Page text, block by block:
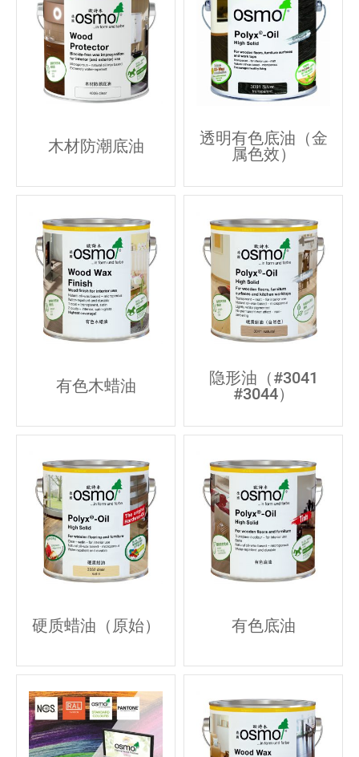
木材防潮底油
透明有色底油（金
属色效）
有色木蜡油
隐形油（#3041
#3044）
硬质蜡油（原始） 有色底油